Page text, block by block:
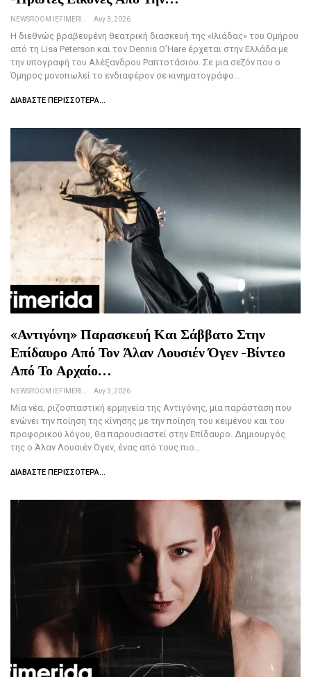
Αυγ 3, 2026
Η διεθνώς βραβευμένη θεατρική διασκευή της «Ιλιάδας» του Ομήρου
από τη Lisa Peterson και τον Dennis O’Hare έρχεται στην Ελλάδα με
την υπογραφή του Αλέξανδρου Ραπτοτάσιου. Σε μια σεζόν που ο
Όμηρος μονοπωλεί το ενδιαφέρον σε κινηματογράφο…
ΔΙΑΒΆΣΤΕ ΠΕΡΙΣΣΌΤΕΡΑ...
«Αντιγόνη» Παρασκευή Και Σάββατο Στην
Επίδαυρο Από Τον Άλαν Λουσιέν Όγεν -Βίντεο
Από Το Αρχαίο…
Αυγ 3, 2026
Μία νέα, ριζοσπαστική ερμηνεία της Αντιγόνης, μια παράσταση που
ενώνει την ποίηση της κίνησης με την ποίηση του κειμένου και του
προφορικού λόγου, θα παρουσιαστεί στην Επίδαυρο. Δημιουργός
της ο Άλαν Λουσιέν Όγεν, ένας από τους πιο…
ΔΙΑΒΆΣΤΕ ΠΕΡΙΣΣΌΤΕΡΑ...